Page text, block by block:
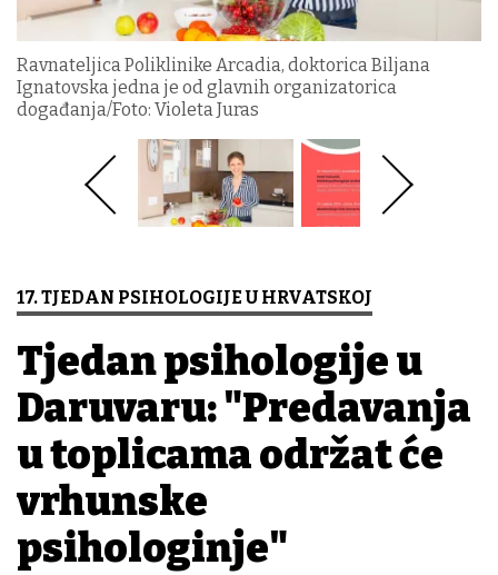
Ravnateljica Poliklinike Arcadia, doktorica Biljana
Ignatovska jedna je od glavnih organizatorica
događanja/Foto: Violeta Juras
17. TJEDAN PSIHOLOGIJE U HRVATSKOJ
Tjedan psihologije u
Daruvaru: "Predavanja
u toplicama održat će
vrhunske
psihologinje"